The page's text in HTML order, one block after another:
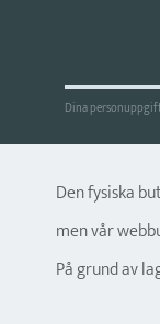
Dina
Den fysiska
men vår
På grund av